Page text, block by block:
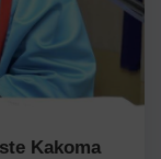
Kakoma